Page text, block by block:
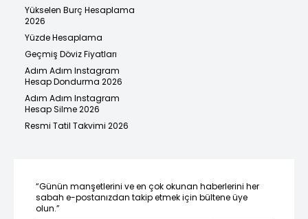
Yükselen Burç Hesaplama
2026
Yüzde Hesaplama
Geçmiş Döviz Fiyatları
Adım Adım Instagram
Hesap Dondurma 2026
Adım Adım Instagram
Hesap Silme 2026
Resmi Tatil Takvimi 2026
“Günün manşetlerini ve en çok okunan haberlerini her
sabah e-postanızdan takip etmek için bültene üye
olun.”